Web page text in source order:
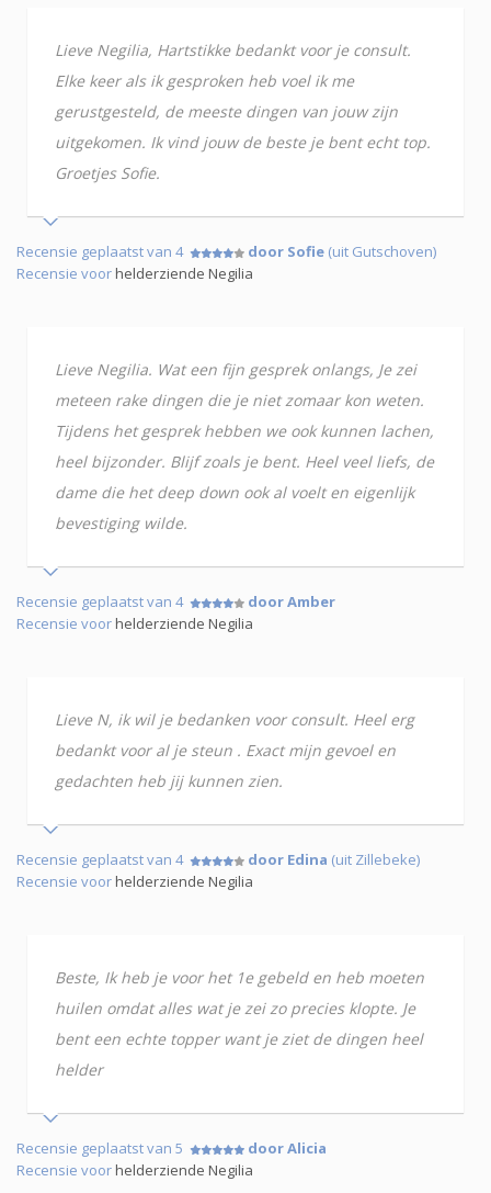
Lieve Negilia, Hartstikke bedankt voor je consult.
Elke keer als ik gesproken heb voel ik me
gerustgesteld, de meeste dingen van jouw zijn
uitgekomen. Ik vind jouw de beste je bent echt top.
Groetjes Sofie.
Recensie geplaatst van 4 door Sofie (uit Gutschoven)
Recensie voorhelderziende Negilia
Lieve Negilia. Wat een fijn gesprek onlangs, Je zei
meteen rake dingen die je niet zomaar kon weten.
Tijdens het gesprek hebben we ook kunnen lachen,
heel bijzonder. Blijf zoals je bent. Heel veel liefs, de
dame die het deep down ook al voelt en eigenlijk
bevestiging wilde.
Recensie geplaatst van 4
door Amber
Recensie voorhelderziende Negilia
Lieve N, ik wil je bedanken voor consult. Heel erg
bedankt voor al je steun . Exact mijn gevoel en
gedachten heb jij kunnen zien.
Recensie geplaatst van 4 door Edina (uit Zillebeke)
Recensie voorhelderziende Negilia
Beste, Ik heb je voor het 1e gebeld en heb moeten
huilen omdat alles wat je zei zo precies klopte. Je
bent een echte topper want je ziet de dingen heel
helder
Recensie geplaatst van 5
door Alicia
Recensie voorhelderziende Negilia